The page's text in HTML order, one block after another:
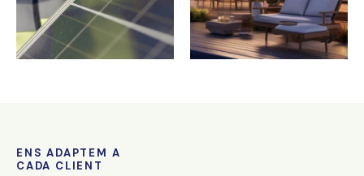
ENS ADAPTEM A
CADA CLIENT